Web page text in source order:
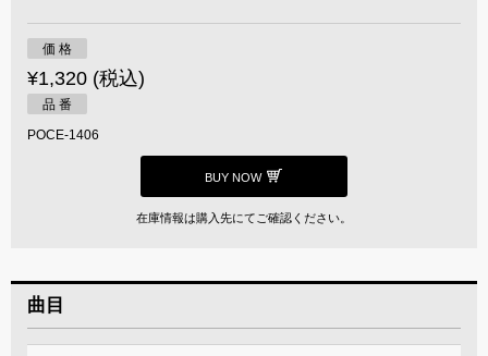
価 格
¥1,320 (税込)
品 番
POCE-1406
BUY NOW
在庫情報は購入先にてご確認ください。
曲目